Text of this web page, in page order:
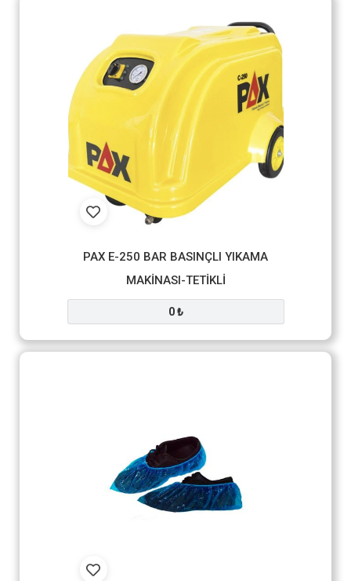
PAX E-250 BAR BASINÇLI YIKAMA
MAKİNASI-TETİKLİ
0 ₺